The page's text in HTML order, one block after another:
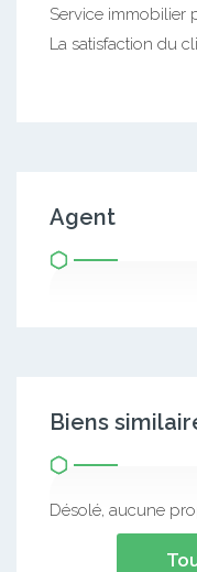
Service immobilier
La satisfaction du
Agent
Biens
Désolé, aucune